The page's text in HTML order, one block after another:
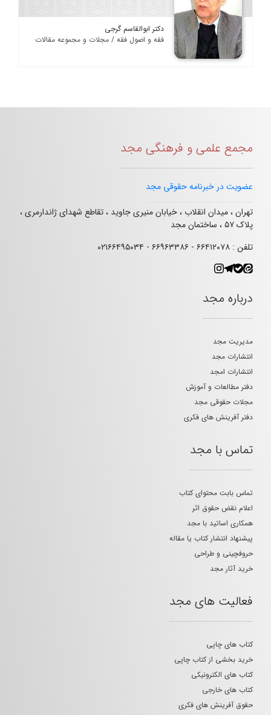
دکتر ابوالقاسم گرجی
فقه و اصول فقه / مجلات و مجموعه مقالات
مجمع علمی و فرهنگی مجد
عضویت در خبرنامه حقوقی مجد
تهران ، میدان انقلاب ، خیابان منیری جاوید ، تقاطع شهدای ژاندارمری ،
پلاک ۵۷ ، ساختمان مجد
تلفن : ۶۶۴۱۲۰۷۸ - ۶۶۹۶۳۳۸۶ - ۰۲۱۶۶۴۹۵۰۳۴
درباره مجد
مدیریت مجد
انتشارات مجد
انتشارات امجد
دفتر مطالعات و آموزش
مجلات حقوقی مجد
دفتر آفرینش های فکری
تماس با مجد
تماس بابت محتوای کتاب
اعلام نقض حقوق اثر
همکاری اساتید با مجد
پیشنهاد انتشار کتاب یا مقاله
حروفچینی و طراحی
خرید آثار مجد
فعالیت های مجد
کتاب های چاپی
خرید بخشی از کتاب چاپی
کتاب های الکترونیکی
کتاب های خارجی
حقوق آفرینش های فکری